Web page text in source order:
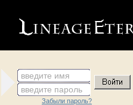
введите имя
введите пароль
Забыли пароль?